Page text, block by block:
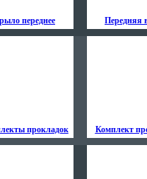
переднее Передняя
прокладок Комплект